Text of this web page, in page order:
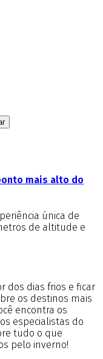
mais alto do
única de
de altitude e
dos dias frios e ficar
os destinos mais
encontra os
especialistas do
tudo o que
pelo inverno!